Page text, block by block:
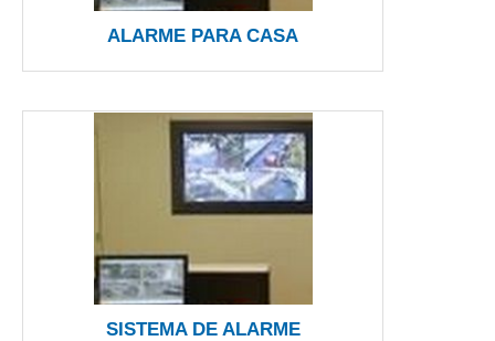
ALARME PARA CASA
SISTEMA DE ALARME